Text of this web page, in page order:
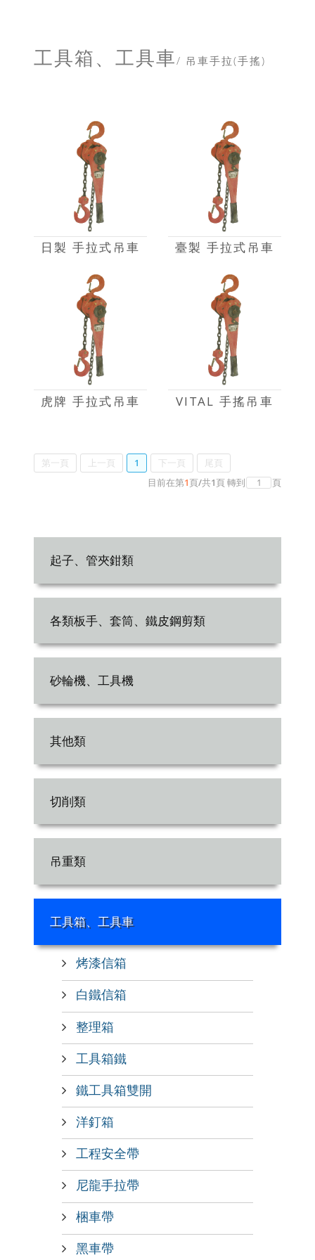
工具箱、工具車/ 吊車手拉(手搖)
日製 手拉式吊車 臺製 手拉式吊車
虎牌 手拉式吊車 VITAL 手搖吊車
第一頁 上一頁 1 下一頁
尾頁
目前在第1頁/共1頁轉到 頁
起子、管夾鉗類
各類板手、套筒、鐵皮鋼剪類
砂輪機、工具機
其他類
切削類
吊重類
工具箱、工具車
烤漆信箱
白鐵信箱
整理箱
工具箱鐵
鐵工具箱雙開
洋釘箱
工程安全帶
尼龍手拉帶
梱車帶
黑車帶